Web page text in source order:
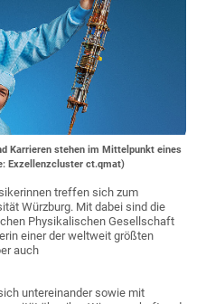
Karrieren stehen im Mittelpunkt eines
Exzellenzcluster ct.qmat)
treffen sich zum
Würzburg. Mit dabei sind die
Physikalischen Gesellschaft
einer der weltweit größten
auch
untereinander sowie mit